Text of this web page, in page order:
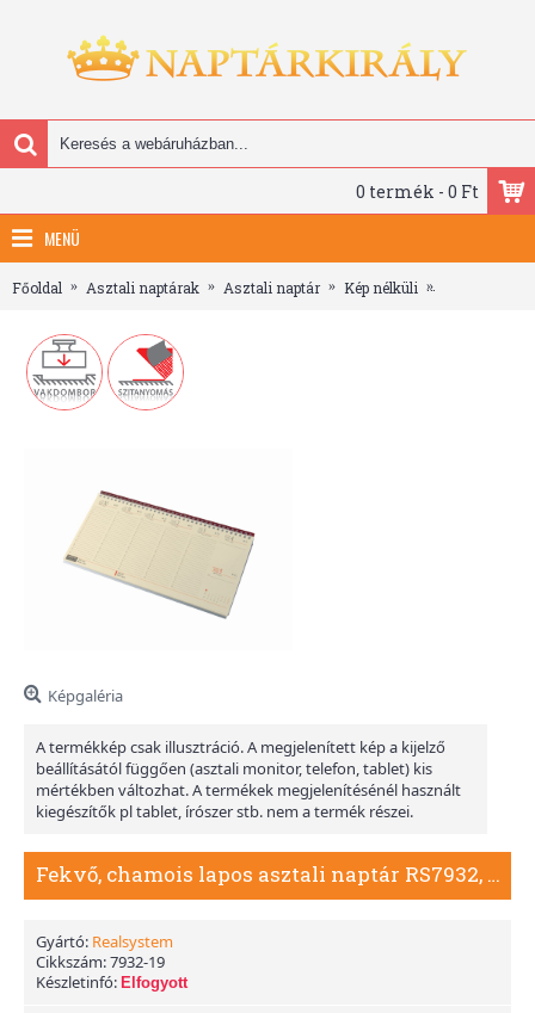
0 termék - 0 Ft
MENÜ
Főoldal Asztali naptárak Asztali naptár Kép nélküli
Képgaléria
A termékkép csak illusztráció. A megjelenített kép a kijelző
beállításától függően (asztali monitor, telefon, tablet) kis
mértékben változhat. A termékek megjelenítésénél használt
kiegészítők pl tablet, írószer stb. nem a termék részei.
Fekvő, chamois lapos asztali naptár RS7932, Bordó
Gyártó: Realsystem
Cikkszám:7932-19
Készletinfó: Elfogyott